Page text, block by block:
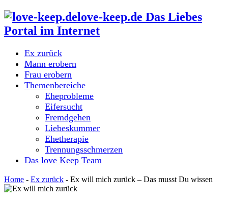
love-keep.de Das Liebes
Portal im Internet
Ex zurück
Mann erobern
Frau erobern
Themenbereiche
Eheprobleme
Eifersucht
Fremdgehen
Liebeskummer
Ehetherapie
Trennungsschmerzen
Das love Keep Team
Home - Ex zurück - Ex will mich zurück – Das musst Du wissen